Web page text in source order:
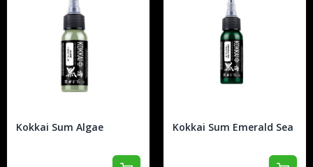
Kokkai Sum Algae Kokkai Sum Emerald Sea